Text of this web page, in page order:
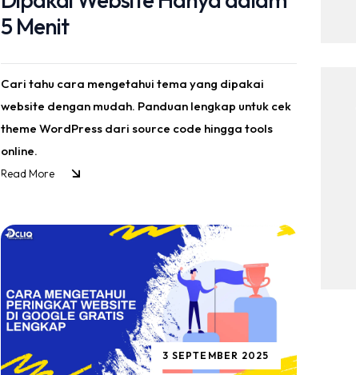
5 Menit
Cari tahu cara mengetahui tema yang dipakai
website dengan mudah. Panduan lengkap untuk cek
theme WordPress dari source code hingga tools
online.
Read More
3 SEPTEMBER 2025